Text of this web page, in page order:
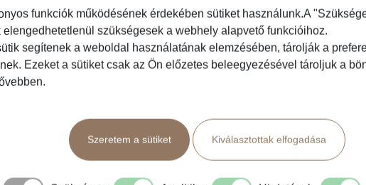
Közlekedés
Busszal
Fly & Drive
Hajó
repülő+busz
repülő+hajó
Programtípus
1 napos utak
Egzotikus út
Fesztiválok
Golfút
Gyalogtúra
funkciók működésének érdekében sütiket használunk.A
szükségesek a webhely alapvető funkcióihoz.
segítenek a weboldal használatának elemzésében, tárolják a
Ezeket a sütiket csak az Ön előzetes beleegyezésével tároljuk a
Szeretem a sütiket Kiválasztottak elfogadása